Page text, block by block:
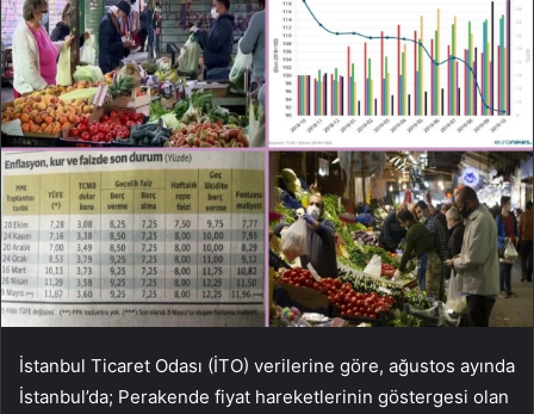
İstanbul Ticaret Odası (İTO) verilerine göre, ağustos ayında
İstanbul’da; Perakende fiyat hareketlerinin göstergesi olan